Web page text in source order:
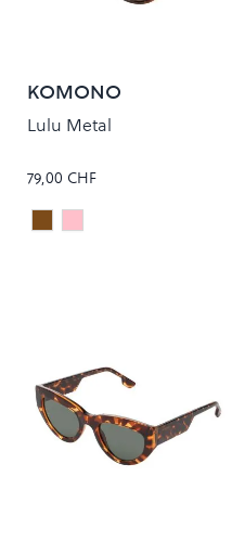
KOMONO
Lulu Metal
79,00 CHF
Colour
Tortoise/Rose Gold
BLUSH ROSE GOLD